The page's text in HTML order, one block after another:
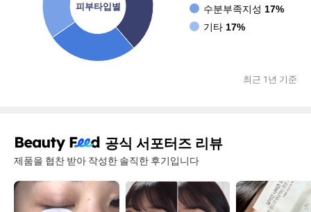
피부타입별
수분부족지성 17%
기타 17%
최근 1년 기준
공식 서포터즈 리뷰
제품을 협찬 받아 작성한 솔직한 후기입니다